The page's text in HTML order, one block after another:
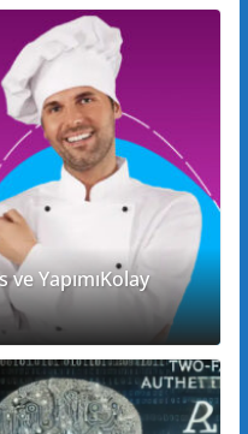
YapımıKolay